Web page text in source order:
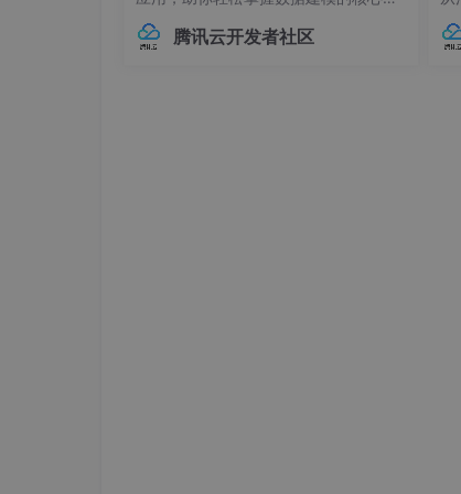
平凯数据库的水平弹性扩展能力可根据业
持续增长，完美适配从乡镇级到省级的多
巧。## 内部对象：构建层级化数据结构
在Elasticsearch中，对象类型（Objec
腾讯云开发者社区